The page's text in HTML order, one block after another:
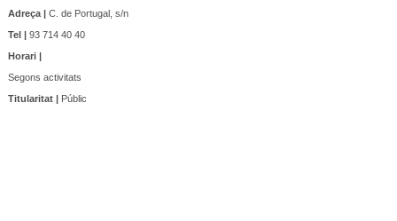
Adreça |C. de Portugal, s/n
Tel |93 714 40 40
Horari |
Segons activitats
Titularitat |Públic